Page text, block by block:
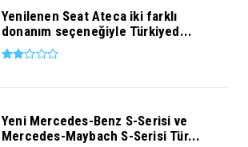
Yenilenen Seat Ateca iki farklı
donanım seçeneğiyle Türkiyed...
Yeni Mercedes-Benz S-Serisi ve
Mercedes-Maybach S-Serisi Tür...